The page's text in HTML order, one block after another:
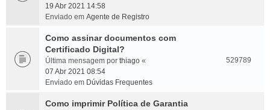
19 Abr 2021 14:58
Enviado em Agente de Registro
Como assinar documentos com
Certificado Digital?
Última mensagem por thiago «
07 Abr 2021 08:54
Enviado em Dúvidas Frequentes
529789
Como imprimir Política de Garantia